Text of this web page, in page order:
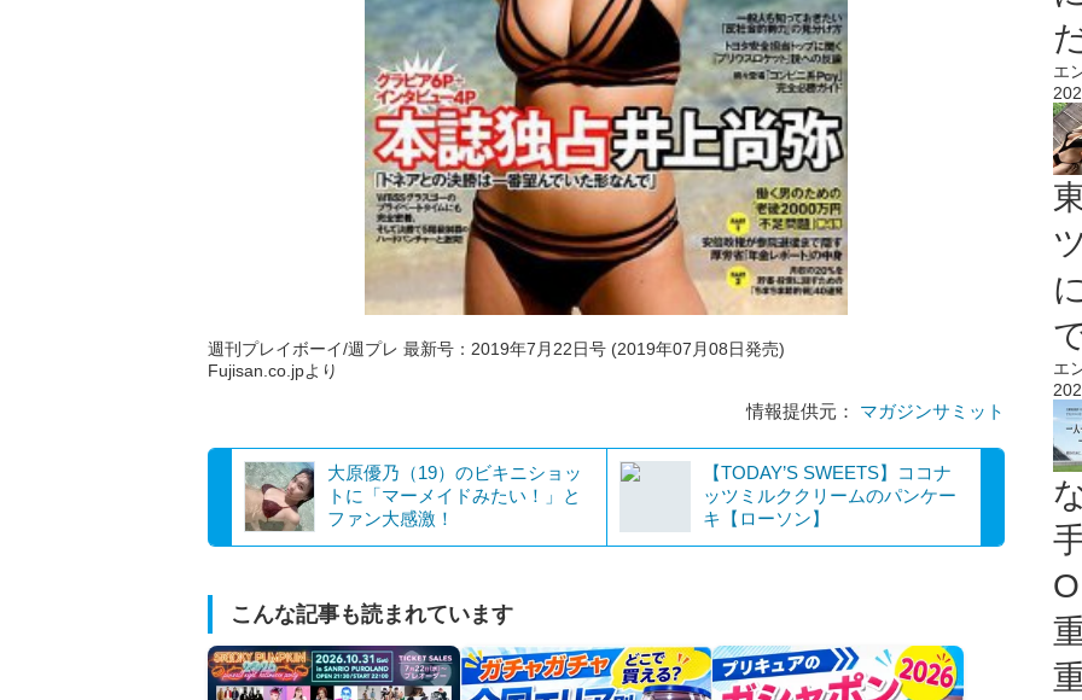
週刊プレイボーイ/週プレ 最新号：2019年7月22日号 (2019年07月08日発売)
Fujisan.co.jpより
情報提供元： マガジンサミット
大原優乃（19）のビキニショッ
トに「マーメイドみたい！」と
ファン大感激！
【TODAY’S SWEETS】ココナ
ッツミルククリームのパンケー
キ【ローソン】
こんな記事も読まれています
エ
エ